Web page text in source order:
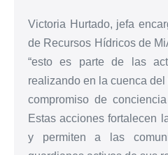
Victoria Hurtado, jefa
de Recursos Hídricos de
“esto es parte de las
realizando en la cuenca
compromiso de
Estas acciones fortalecen
y permiten a las